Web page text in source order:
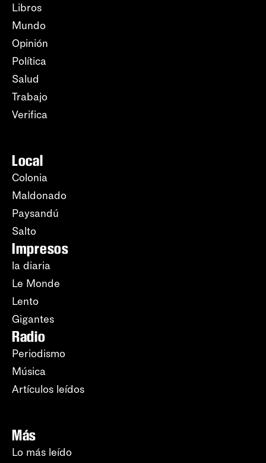
Libros
Mundo
Opinión
Política
Salud
Trabajo
Verifica
Local
Colonia
Maldonado
Paysandú
Salto
Impresos
la diaria
Le Monde
Lento
Gigantes
Radio
Periodismo
Música
Artículos leídos
Más
Lo más leído